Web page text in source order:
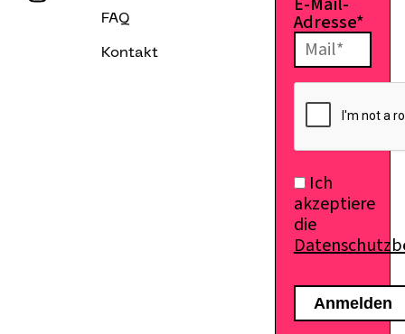
FAQ
Kontakt
Adresse*
Ich
akzeptiere
die